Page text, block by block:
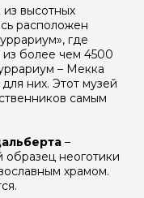
высотных
расположен
где
более чем 4500
– Мекка
них. Этот музей
самым
–
неоготики
храмом.